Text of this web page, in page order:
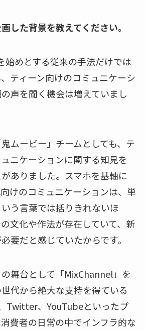
した背景を教えてください。
始めとする従来の手法だけでは
ティーン向けのコミュニケーシ
声を聞く機会は増えていまし
ムービー」チームとしても、テ
ニケーションに関する知見を
ありました。スマホを基軸に
けのコミュニケーションは、単
う言葉では括りきれないほ
文化や作法が存在していて、新
要だと感じていたからです。
舞台として「MixChannel」を
代から絶大な支持を得ている
Twitter、YouTubeといったプ
費者の日常の中でインフラ的な